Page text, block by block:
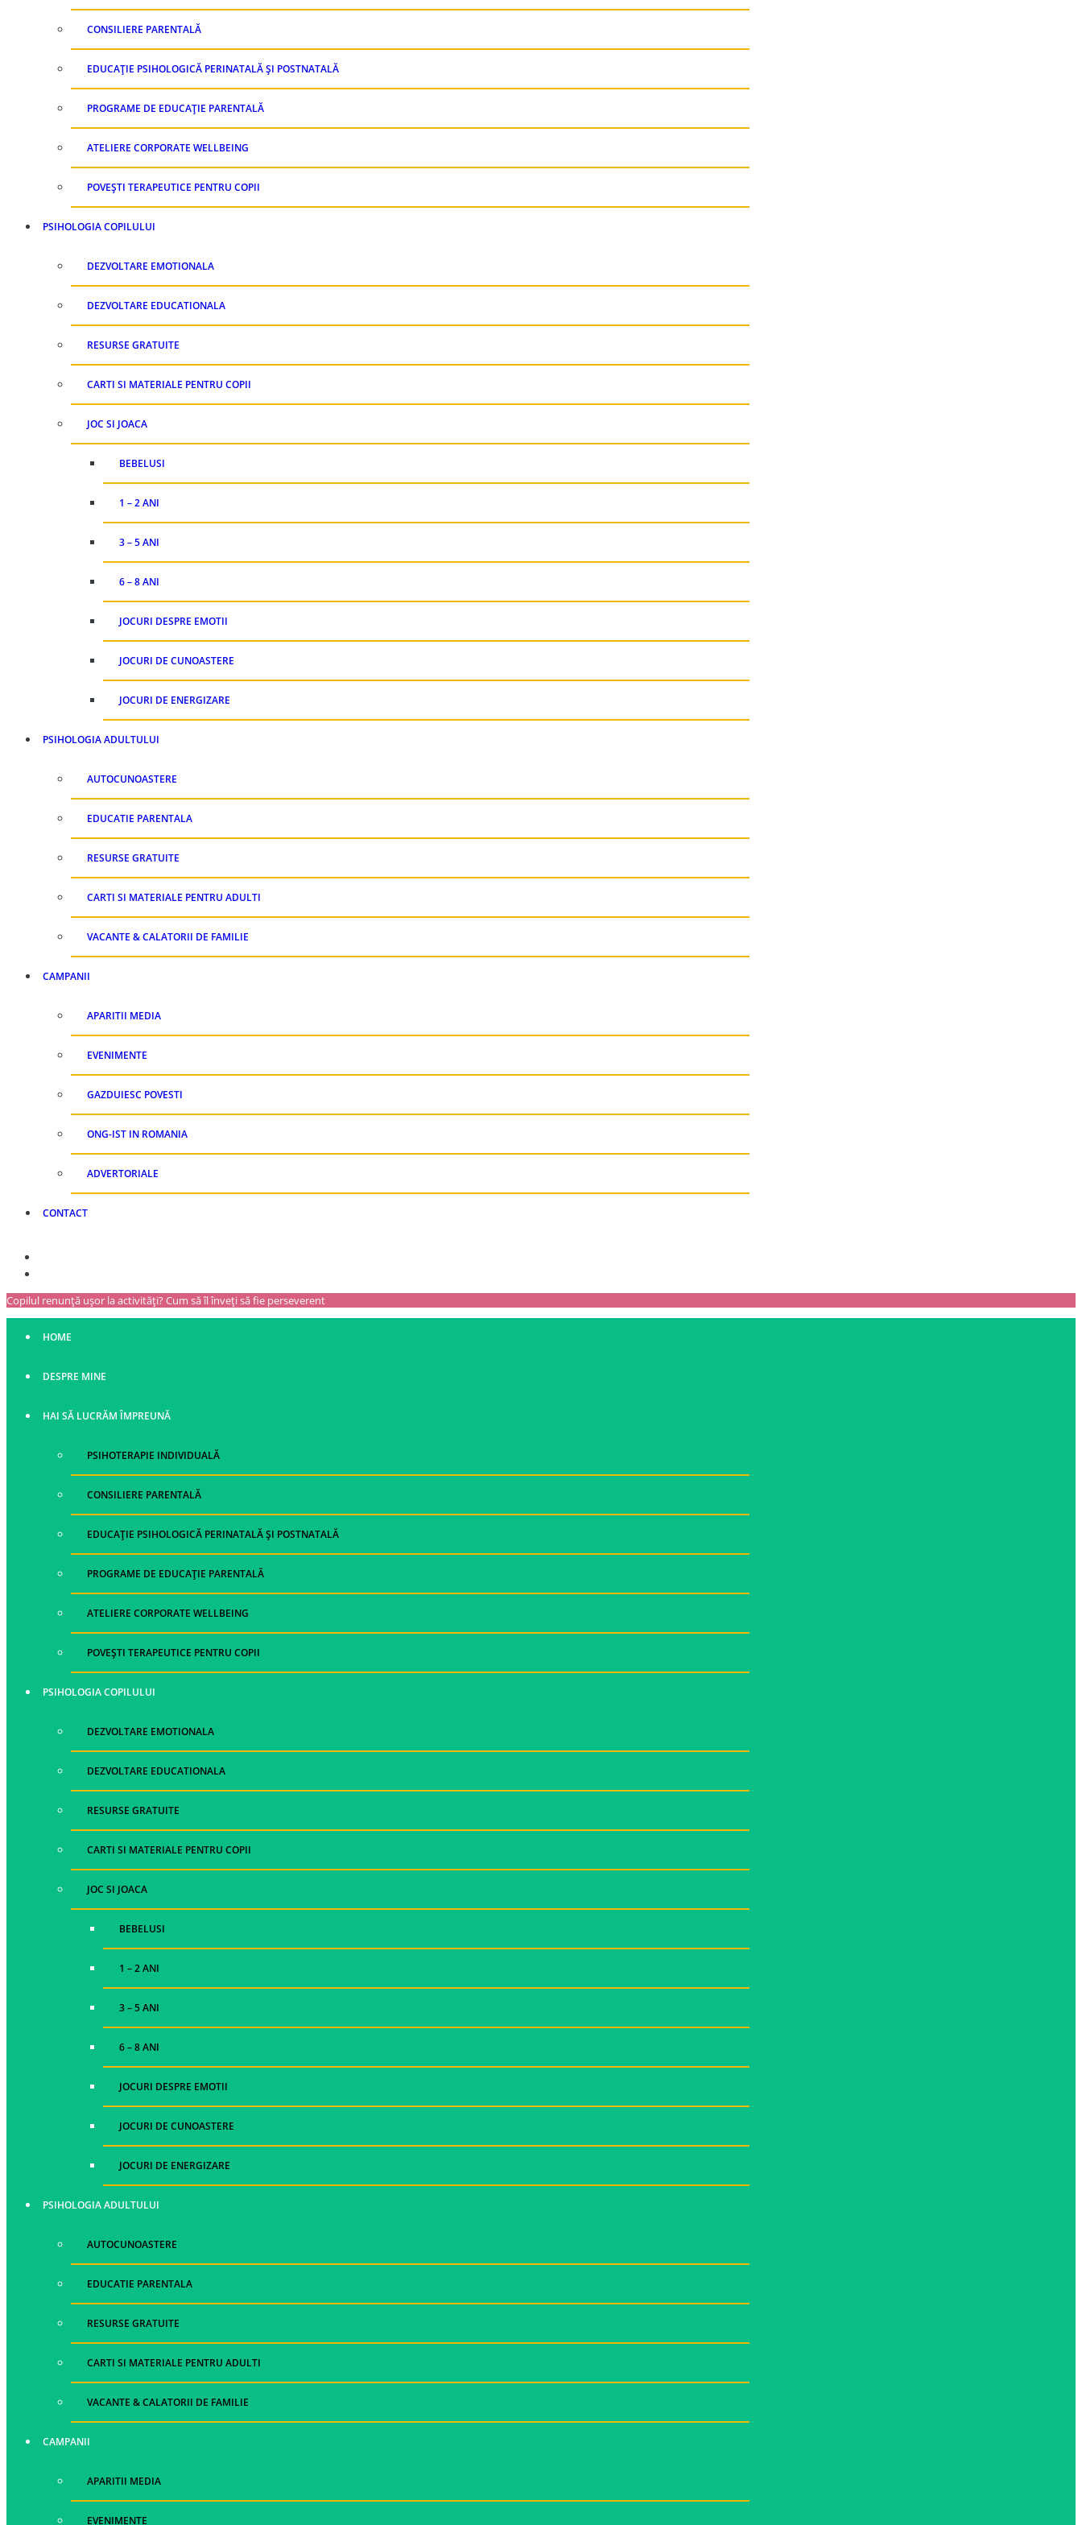
CONSILIERE PARENTALĂ
EDUCAȚIE PSIHOLOGICĂ PERINATALĂ ȘI POSTNATALĂ
PROGRAME DE EDUCAȚIE PARENTALĂ
ATELIERE CORPORATE WELLBEING
POVEȘTI TERAPEUTICE PENTRU COPII
PSIHOLOGIA COPILULUI
DEZVOLTARE EMOTIONALA
DEZVOLTARE EDUCATIONALA
RESURSE GRATUITE
CARTI SI MATERIALE PENTRU COPII
JOC SI JOACA
BEBELUSI
1 – 2 ANI
3 – 5 ANI
6 – 8 ANI
JOCURI DESPRE EMOTII
JOCURI DE CUNOASTERE
JOCURI DE ENERGIZARE
PSIHOLOGIA ADULTULUI
AUTOCUNOASTERE
EDUCATIE PARENTALA
RESURSE GRATUITE
CARTI SI MATERIALE PENTRU ADULTI
VACANTE & CALATORII DE FAMILIE
CAMPANII
APARITII MEDIA
EVENIMENTE
GAZDUIESC POVESTI
ONG-IST IN ROMANIA
ADVERTORIALE
CONTACT
Copilul renunță ușor la activități? Cum să îl înveți să fie perseverent
HOME
DESPRE MINE
HAI SĂ LUCRĂM ÎMPREUNĂ
PSIHOTERAPIE INDIVIDUALĂ
CONSILIERE PARENTALĂ
EDUCAȚIE PSIHOLOGICĂ PERINATALĂ ȘI POSTNATALĂ
PROGRAME DE EDUCAȚIE PARENTALĂ
ATELIERE CORPORATE WELLBEING
POVEȘTI TERAPEUTICE PENTRU COPII
PSIHOLOGIA COPILULUI
DEZVOLTARE EMOTIONALA
DEZVOLTARE EDUCATIONALA
RESURSE GRATUITE
CARTI SI MATERIALE PENTRU COPII
JOC SI JOACA
BEBELUSI
1 – 2 ANI
3 – 5 ANI
6 – 8 ANI
JOCURI DESPRE EMOTII
JOCURI DE CUNOASTERE
JOCURI DE ENERGIZARE
PSIHOLOGIA ADULTULUI
AUTOCUNOASTERE
EDUCATIE PARENTALA
RESURSE GRATUITE
CARTI SI MATERIALE PENTRU ADULTI
VACANTE & CALATORII DE FAMILIE
CAMPANII
APARITII MEDIA
EVENIMENTE